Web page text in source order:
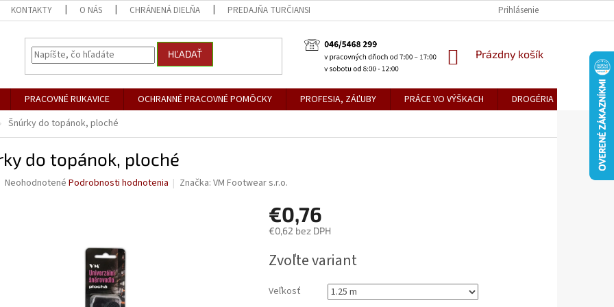
KONTAKTY O NÁS CHRÁNENÁ DIELŇA PREDAJŇA TURČIANSKE TEPLICE DOPRAVA A PLATBY
Prihlásenie
HĽADAŤ
NÁKUPNÝ
Prázdny košík
PRACOVNÉ RUKAVICE OCHRANNÉ PRACOVNÉ POMÔCKY PROFESIA, ZÁĽUBY PRÁCE VO VÝŠKACH DROGÉRIA
Šnúrky do topánok, ploché
do topánok, ploché
Priemerné
Neohodnotené Podrobnosti hodnotenia Značka:VM Footwear s.r.o.
€0,76
€0,62 bez DPH
cena:
Zvoľte variant
Veľkosť